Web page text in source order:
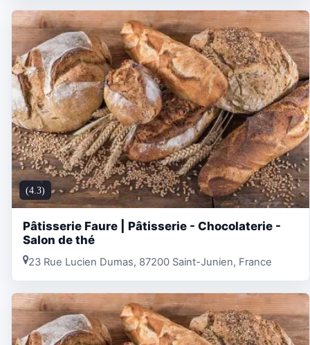
(4.3)
Pâtisserie Faure | Pâtisserie - Chocolaterie -
Salon de thé
23 Rue Lucien Dumas, 87200 Saint-Junien, France